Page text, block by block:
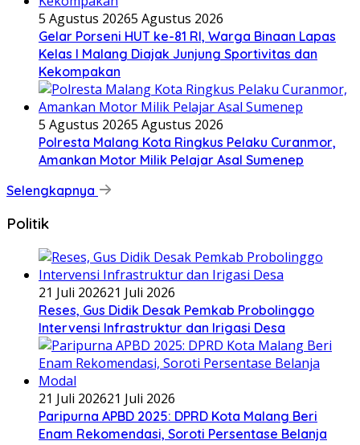
5 Agustus 20265 Agustus 2026
Gelar Porseni HUT ke-81 RI, Warga Binaan Lapas
Kelas I Malang Diajak Junjung Sportivitas dan
Kekompakan
5 Agustus 20265 Agustus 2026
Polresta Malang Kota Ringkus Pelaku Curanmor,
Amankan Motor Milik Pelajar Asal Sumenep
Selengkapnya
Politik
21 Juli 202621 Juli 2026
Reses, Gus Didik Desak Pemkab Probolinggo
Intervensi Infrastruktur dan Irigasi Desa
21 Juli 202621 Juli 2026
Paripurna APBD 2025: DPRD Kota Malang Beri
Enam Rekomendasi, Soroti Persentase Belanja